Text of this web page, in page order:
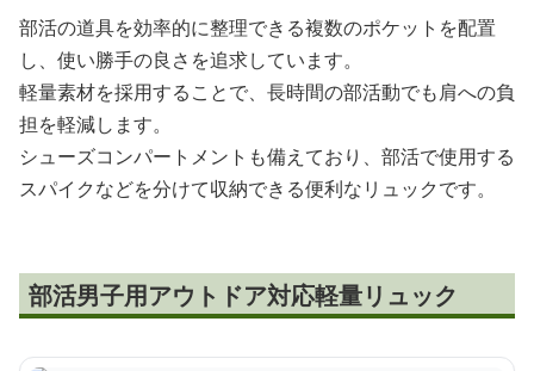
部活の道具を効率的に整理できる複数のポケットを配置
し、使い勝手の良さを追求しています。
軽量素材を採用することで、長時間の部活動でも肩への負
担を軽減します。
シューズコンパートメントも備えており、部活で使用する
スパイクなどを分けて収納できる便利なリュックです。
部活男子用アウトドア対応軽量リュック